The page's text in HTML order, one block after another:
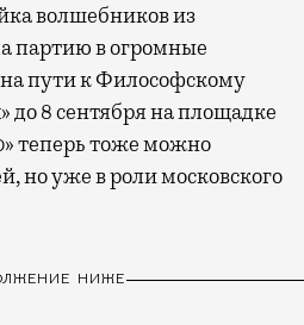
партию в огромные
пути к Философскому
8 сентября на площадке
теперь тоже можно
но уже в роли московского
НИЖЕ